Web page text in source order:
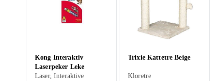
Kong Interaktiv
Laserpeker Leke
Laser, Interaktive
Trixie Kattetre Beige
Kloretre